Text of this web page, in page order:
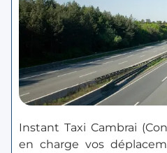
Instant Taxi Cambrai
en charge vos